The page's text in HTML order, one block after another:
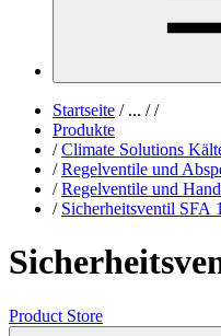
Startseite /... / /
Produkte
/ Climate Solutions
/ Regelventile und
/ Regelventile und
/ Sicherheitsventil SFA
Product Store